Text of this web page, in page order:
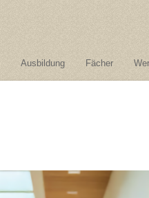
Ausbildung Fächer